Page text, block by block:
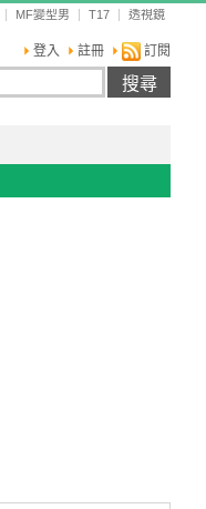
MF變型男 T17 透視鏡
登入 註冊 訂閱